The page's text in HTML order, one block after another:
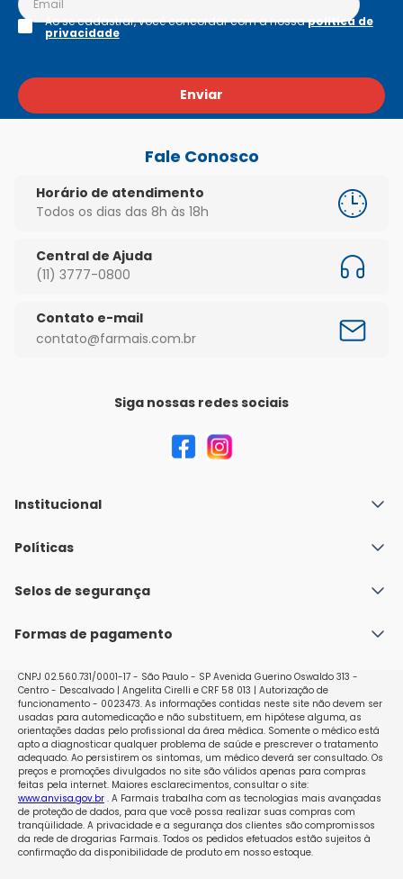
Enviar
Ao se cadastrar, você concordar com a nossapolítica de
privacidade
Fale Conosco
Horário de atendimento
Todos os dias das 8h às 18h
Central de Ajuda
(11) 3777-0800
Contato e-mail
contato@farmais.com.br
Siga nossas redes sociais
Institucional
Quem Somos
Nossas lojas
Políticas
Política de Envio
Políticas de Trocas e Devoluções
Selos de segurança
Formas de pagamento
CNPJ 02.560.731/0001-17 - São Paulo - SP Avenida Guerino Oswaldo 313 -
Centro - Descalvado | Angelita Cirelli e CRF 58 013 | Autorização de
funcionamento - 0023473. As informações contidas neste site não devem ser
usadas para automedicação e não substituem, em hipótese alguma, as
orientações dadas pelo profissional da área médica. Somente o médico está
apto a diagnosticar qualquer problema de saúde e prescrever o tratamento
adequado. Ao persistirem os sintomas, um médico deverá ser consultado. Os
preços e promoções divulgados no site são válidos apenas para compras
feitas pela internet. Maiores esclarecimentos, consultar o site:
www.anvisa.gov.br. A Farmais trabalha com as tecnologias mais avançadas
de proteção de dados, para que você possa realizar suas compras com
tranqüilidade. A privacidade e a segurança dos clientes são compromissos
da rede de drogarias Farmais. Todos os pedidos efetuados estão sujeitos à
confirmação da disponibilidade de produto em nosso estoque.